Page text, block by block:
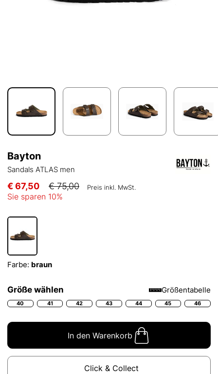
Bayton
Sandals ATLAS men
€ 67,50 € 75,00 Preis inkl. MwSt.
Sie sparen 10%
Farbe: braun
Größe wählen Größentabelle
40 41 42 43 44 45 46
In den Warenkorb
Click & Collect